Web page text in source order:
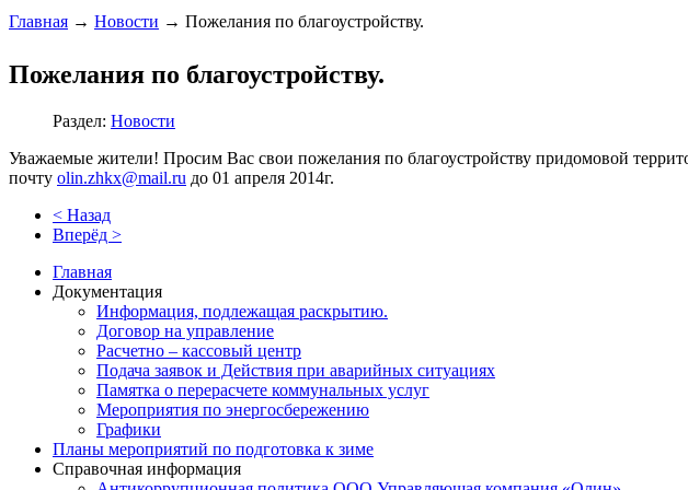
Главная → Новости → Пожелания по благоустройству.
Пожелания по благоустройству.
Раздел: Новости
Уважаемые жители! Просим Вас свои пожелания по благоустройству придомовой
почту olin.zhkx@mail.ru до 01 апреля 2014г.
< Назад
Вперёд >
Главная
Документация
Информация, подлежащая раскрытию.
Договор на управление
Расчетно – кассовый центр
Подача заявок и Действия при аварийных ситуациях
Памятка о перерасчете коммунальных услуг
Мероприятия по энергосбережению
Графики
Планы мероприятий по подготовка к зиме
Справочная информация